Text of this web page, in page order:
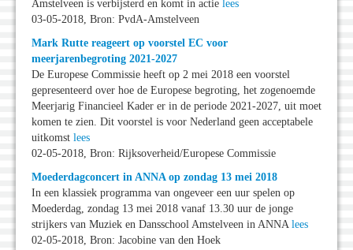
Amstelveen is verbijsterd en komt in actie lees
03-05-2018, Bron: PvdA-Amstelveen
Mark Rutte reageert op voorstel EC voor
meerjarenbegroting 2021-2027
De Europese Commissie heeft op 2 mei 2018 een voorstel
gepresenteerd over hoe de Europese begroting, het zogenoemde
Meerjarig Financieel Kader er in de periode 2021-2027, uit moet
komen te zien. Dit voorstel is voor Nederland geen acceptabele
uitkomst lees
02-05-2018, Bron: Rijksoverheid/Europese Commissie
Moederdagconcert in ANNA op zondag 13 mei 2018
In een klassiek programma van ongeveer een uur spelen op
Moederdag, zondag 13 mei 2018 vanaf 13.30 uur de jonge
strijkers van Muziek en Dansschool Amstelveen in ANNA lees
02-05-2018, Bron: Jacobine van den Hoek